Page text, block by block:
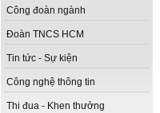
Công đoàn ngành
Đoàn TNCS HCM
Tin tức - Sự kiện
Công nghệ thông tin
Thi đua - Khen thưởng